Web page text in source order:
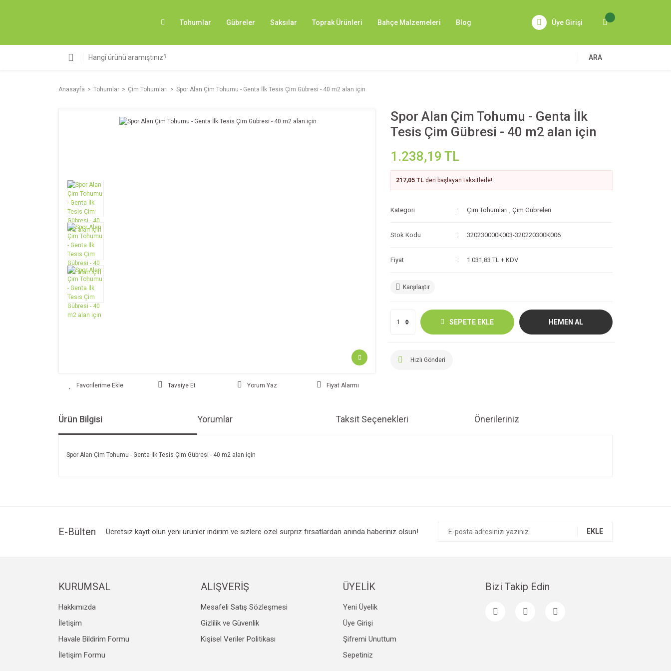
Tohumlar Gübreler Saksılar Toprak Ürünleri Bahçe Malzemeleri Blog Üye Girişi
ARA
Anasayfa Tohumlar Çim Tohumları Spor Alan Çim Tohumu - Genta İlk Tesis Çim Gübresi - 40 m2 alan için
Tavsiye Et Yorum Yaz Fiyat Alarmı
Spor Alan Çim Tohumu - Genta İlk
Tesis Çim Gübresi - 40 m2 alan için
1.238,19 TL
217,05 TL den başlayan taksitlerle!
Kategori Çim Tohumları , Çim Gübreleri
Stok Kodu 320230000K003-320220300K006
Fiyat 1.031,83 TL + KDV
Karşılaştır
SEPETE EKLE HEMEN AL
Hızlı Gönderi
Ürün Bilgisi Yorumlar Taksit Seçenekleri Önerileriniz
Spor Alan Çim Tohumu - Genta İlk Tesis Çim Gübresi - 40 m2 alan için
Ürün bilgilerinde hatalar bulunuyor.
Gönder
E-Bülten Ücretsiz kayıt olun yeni ürünler indirim ve sizlere özel sürpriz fırsatlardan anında haberiniz olsun! EKLE
KURUMSAL
Hakkımızda
İletişim
Havale Bildirim Formu
İletişim Formu
ALIŞVERİŞ
Mesafeli Satış Sözleşmesi
Gizlilik ve Güvenlik
Kişisel Veriler Politikası
ÜYELİK
Yeni Üyelik
Üye Girişi
Şifremi Unuttum
Sepetiniz
Bizi Takip Edin